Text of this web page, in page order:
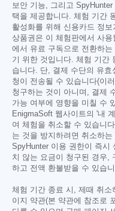
보안 기능, 그리고
택을 제공합니다. 체험 기간
활성화를 위해 신용카드 정
상품권은 이 체험판에서 사
에서 유료 구독으로 전환하
기 위한 것입니다. 체험 기간
습니다. 단, 결제 수단의 유
청이 전송될 수 있습니다(이
청구하는 것이 아니며, 결제
가능 여부에 영향을 미칠 수
EnigmaSoft 웹사이트의 '내
여 체험을 취소할 수 있습니
는 것을 방지하려면 취소하
SpyHunter 이용 권한이 즉시
치 않는 요금이 청구된 경우,
하고 전액 환불받을 수 있습
체험 기간 종료 시, 제때 취
이지 약관(본 약관에 참조로